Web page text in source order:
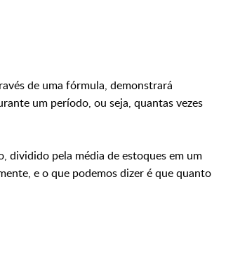
de uma fórmula, demonstrará
um período, ou seja, quantas vezes
dividido pela média de estoques em um
e o que podemos dizer é que quanto